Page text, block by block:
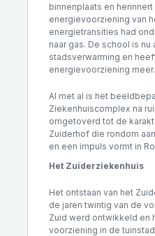
binnenplaats en herinnert
energievoorziening van
energietransities had
naar gas. De school is
stadsverwarming en
energievoorziening meer.
Al met al is het
Ziekenhuiscomplex na
omgetoverd tot de
Zuiderhof die rondom
en een impuls vormt in
Het Zuiderziekenhuis
Het ontstaan van het
de jaren twintig van de
Zuid werd ontwikkeld en
voorziening in de